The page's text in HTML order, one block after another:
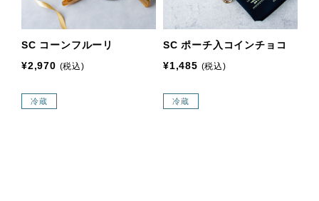
SC コーンフルーリ
¥2,970 (税込)
冷蔵
SC ポーチ入コインチョコ
¥1,485 (税込)
冷蔵